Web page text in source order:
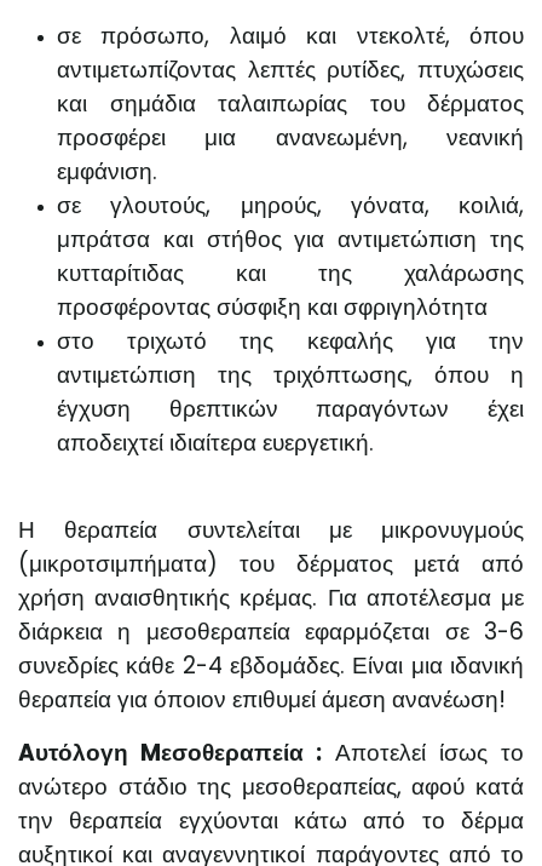
σε πρόσωπο, λαιμό και ντεκολτέ, όπου
αντιμετωπίζοντας λεπτές ρυτίδες, πτυχώσεις
και σημάδια ταλαιπωρίας του δέρματος
προσφέρει μια ανανεωμένη, νεανική
εμφάνιση.
σε γλουτούς, μηρούς, γόνατα, κοιλιά,
μπράτσα και στήθος για αντιμετώπιση της
κυτταρίτιδας και της χαλάρωσης
προσφέροντας σύσφιξη και σφριγηλότητα
στο τριχωτό της κεφαλής για την
αντιμετώπιση της τριχόπτωσης, όπου η
έγχυση θρεπτικών παραγόντων έχει
αποδειχτεί ιδιαίτερα ευεργετική.
Η θεραπεία συντελείται με μικρονυγμούς
(μικροτσιμπήματα) του δέρματος μετά από
χρήση αναισθητικής κρέμας. Για αποτέλεσμα με
διάρκεια η μεσοθεραπεία εφαρμόζεται σε 3-6
συνεδρίες κάθε 2-4 εβδομάδες. Είναι μια ιδανική
θεραπεία για όποιον επιθυμεί άμεση ανανέωση!
Aυτόλογη Mεσοθεραπεία : Αποτελεί ίσως το
ανώτερο στάδιο της μεσοθεραπείας, αφού κατά
την θεραπεία εγχύονται κάτω από το δέρμα
αυξητικοί και αναγεννητικοί παράγοντες από το